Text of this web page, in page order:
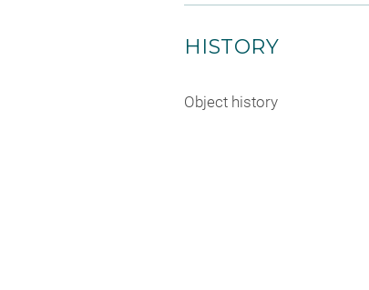
HISTORY
Object history